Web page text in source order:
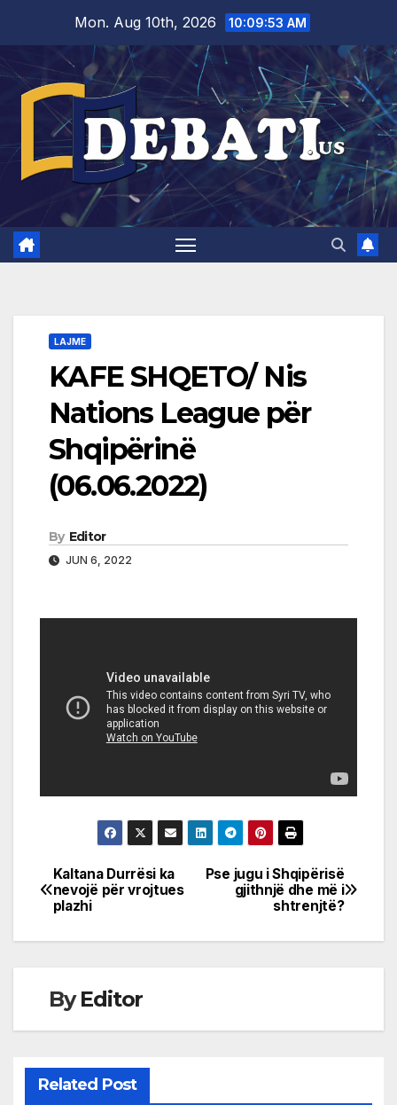
content
Mon. Aug 10th, 2026 10:09:54 AM
LAJME
KAFE SHQETO/ Nis
Nations League për
Shqipërinë
(06.06.2022)
By Editor
JUN 6, 2022
Post
navigation
Pse jugu i Shqipërisë
gjithnjë dhe më i
shtrenjtë?
Kaltana Durrësi ka
nevojë për vrojtues
plazhi
ByEditor
Related Post